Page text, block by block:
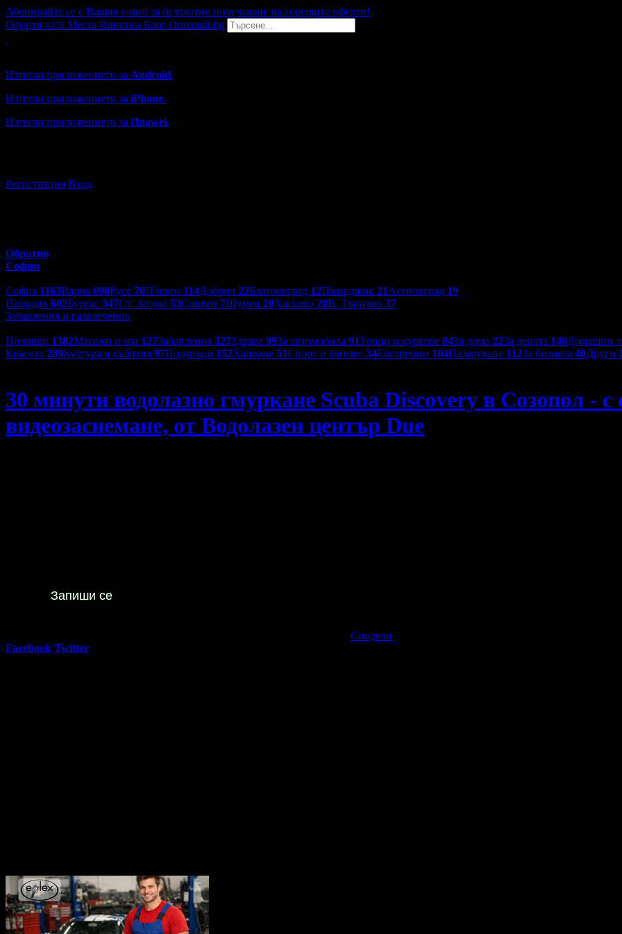
Абонирайте се с Вашия e-mail за безплатно получаване на горещите оферти!
Оферти 4276 Места Винетки Блог Опознай.bg
Изтегли приложението за Android.
Изтегли приложението за iPhone.
Изтегли приложението за Huawei.
Регистрация Вход
Обратно
София
София 1163Варна 690Русе 70Плевен 114Добрич 22Благоевград 12Пазарджик 21Асеновград 19
Пловдив 602Бургас 347Ст. Загора 53Сливен 7Шумен 20Хасково 20В. Търново 37
Забавления и развлечения
Почивки 1382Масажи и spa 127Забавления 327Здраве 99За автомобила 91Уроци и курсове 84За дома 22За децата 140Домашни
Красота 289Култура и събития 97Подаръци 152Хапване 51Спорт и фитнес 34Екстремни 104Пазаруване 112За бизнеса 40Други
30 минути водолазно гмуркане Scuba Discovery в Созопол -
видеозаснемане, от Водолазен център Due
Запиши се
Сподели
Facebook Twitter